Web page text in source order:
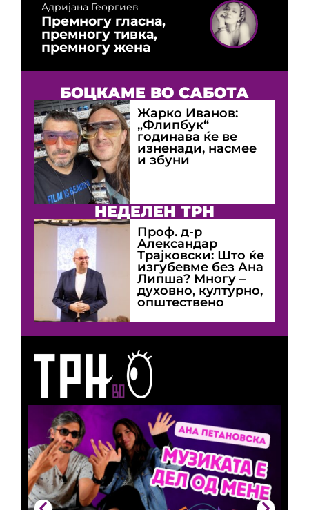
Адријана Георгиев
Премногу гласна,
премногу тивка,
премногу жена
БОЦКАМЕ ВО САБОТА
Жарко Иванов:
„Флипбук“
годинава ќе ве
изненади, насмее
и збуни
НЕДЕЛЕН ТРН
Проф. д-р
Александар
Трајковски: Што ќе
изгубевме без Ана
Липша? Многу –
духовно, културно,
општествено